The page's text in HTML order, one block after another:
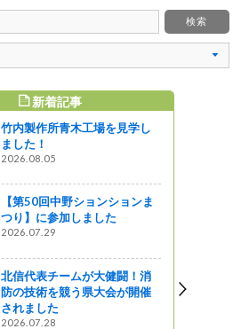
新着記事
竹内製作所青木工場を見学し
ました！
2026.08.05
【第50回中野ションションま
つり】に参加しました
2026.07.29
北信代表チームが大健闘！消
防の技術を競う県大会が開催
されました
2026.07.28